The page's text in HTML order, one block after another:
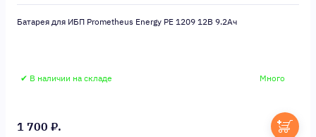
Батарея для ИБП Prometheus Energy PE 1209 12В 9.2Ач
✔ В наличии на складе Много
1 700 ₽.